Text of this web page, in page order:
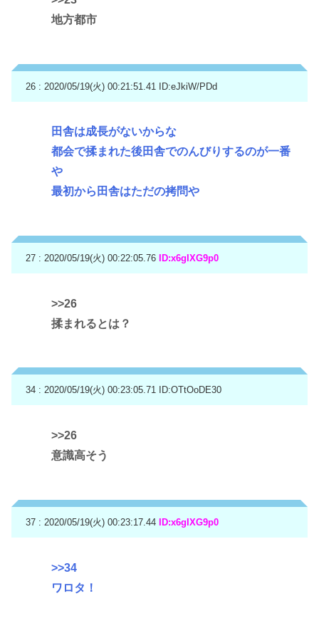
地方都市
26 : 2020/05/19(火) 00:21:51.41 ID:eJkiW/PDd
田舎は成長がないからな
都会で揉まれた後田舎でのんびりするのが一番
や
最初から田舎はただの拷問や
27 : 2020/05/19(火) 00:22:05.76 ID:x6gIXG9p0
>>26
揉まれるとは？
34 : 2020/05/19(火) 00:23:05.71 ID:OTtOoDE30
>>26
意識高そう
37 : 2020/05/19(火) 00:23:17.44 ID:x6gIXG9p0
>>34
ワロタ！